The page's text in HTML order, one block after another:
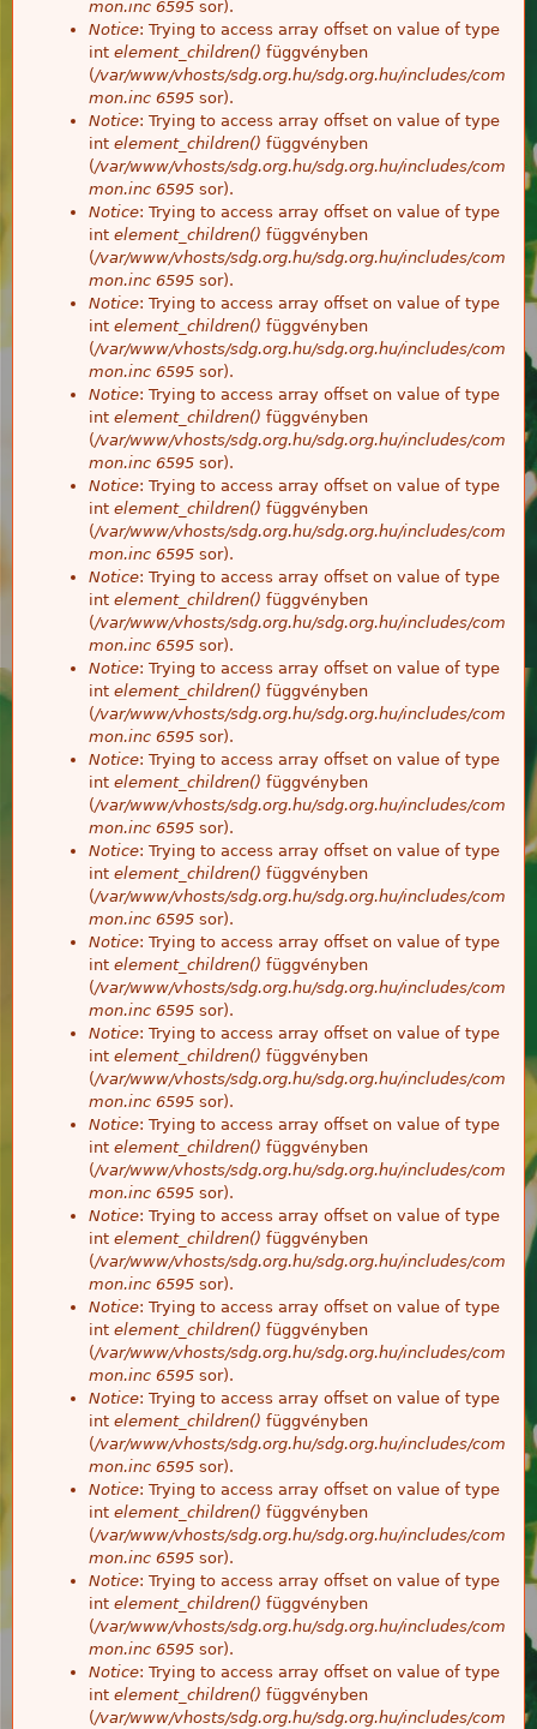
mon.inc 6595 sor).
Notice: Trying to access array offset on value of type
int element_children() függvényben
(/var/www/vhosts/sdg.org.hu/sdg.org.hu/includes/com
mon.inc 6595 sor).
Notice: Trying to access array offset on value of type
int element_children() függvényben
(/var/www/vhosts/sdg.org.hu/sdg.org.hu/includes/com
mon.inc 6595 sor).
Notice: Trying to access array offset on value of type
int element_children() függvényben
(/var/www/vhosts/sdg.org.hu/sdg.org.hu/includes/com
mon.inc 6595 sor).
Notice: Trying to access array offset on value of type
int element_children() függvényben
(/var/www/vhosts/sdg.org.hu/sdg.org.hu/includes/com
mon.inc 6595 sor).
Notice: Trying to access array offset on value of type
int element_children() függvényben
(/var/www/vhosts/sdg.org.hu/sdg.org.hu/includes/com
mon.inc 6595 sor).
Notice: Trying to access array offset on value of type
int element_children() függvényben
(/var/www/vhosts/sdg.org.hu/sdg.org.hu/includes/com
mon.inc 6595 sor).
Notice: Trying to access array offset on value of type
int element_children() függvényben
(/var/www/vhosts/sdg.org.hu/sdg.org.hu/includes/com
mon.inc 6595 sor).
Notice: Trying to access array offset on value of type
int element_children() függvényben
(/var/www/vhosts/sdg.org.hu/sdg.org.hu/includes/com
mon.inc 6595 sor).
Notice: Trying to access array offset on value of type
int element_children() függvényben
(/var/www/vhosts/sdg.org.hu/sdg.org.hu/includes/com
mon.inc 6595 sor).
Notice: Trying to access array offset on value of type
int element_children() függvényben
(/var/www/vhosts/sdg.org.hu/sdg.org.hu/includes/com
mon.inc 6595 sor).
Notice: Trying to access array offset on value of type
int element_children() függvényben
(/var/www/vhosts/sdg.org.hu/sdg.org.hu/includes/com
mon.inc 6595 sor).
Notice: Trying to access array offset on value of type
int element_children() függvényben
(/var/www/vhosts/sdg.org.hu/sdg.org.hu/includes/com
mon.inc 6595 sor).
Notice: Trying to access array offset on value of type
int element_children() függvényben
(/var/www/vhosts/sdg.org.hu/sdg.org.hu/includes/com
mon.inc 6595 sor).
Notice: Trying to access array offset on value of type
int element_children() függvényben
(/var/www/vhosts/sdg.org.hu/sdg.org.hu/includes/com
mon.inc 6595 sor).
Notice: Trying to access array offset on value of type
int element_children() függvényben
(/var/www/vhosts/sdg.org.hu/sdg.org.hu/includes/com
mon.inc 6595 sor).
Notice: Trying to access array offset on value of type
int element_children() függvényben
(/var/www/vhosts/sdg.org.hu/sdg.org.hu/includes/com
mon.inc 6595 sor).
Notice: Trying to access array offset on value of type
int element_children() függvényben
(/var/www/vhosts/sdg.org.hu/sdg.org.hu/includes/com
mon.inc 6595 sor).
Notice: Trying to access array offset on value of type
int element_children() függvényben
(/var/www/vhosts/sdg.org.hu/sdg.org.hu/includes/com
mon.inc 6595 sor).
Notice: Trying to access array offset on value of type
int element_children() függvényben
(/var/www/vhosts/sdg.org.hu/sdg.org.hu/includes/com